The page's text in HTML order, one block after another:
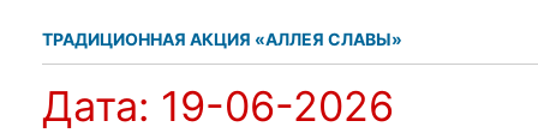
ТРАДИЦИОННАЯ АКЦИЯ «АЛЛЕЯ СЛАВЫ»
Дата: 19-06-2026